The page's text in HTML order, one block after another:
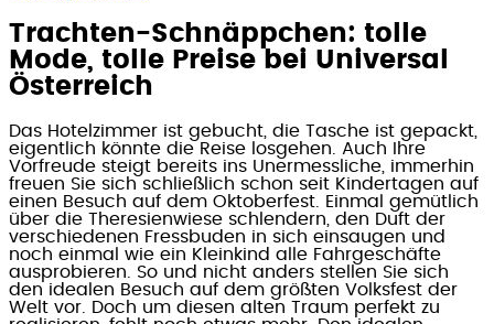
Trachten-Schnäppchen: tolle
Mode, tolle Preise bei Universal
Österreich
Das Hotelzimmer ist gebucht, die Tasche ist gepackt,
eigentlich könnte die Reise losgehen. Auch Ihre
Vorfreude steigt bereits ins Unermessliche, immerhin
freuen Sie sich schließlich schon seit Kindertagen auf
einen Besuch auf dem Oktoberfest. Einmal gemütlich
über die Theresienwiese schlendern, den Duft der
verschiedenen Fressbuden in sich einsaugen und
noch einmal wie ein Kleinkind alle Fahrgeschäfte
ausprobieren. So und nicht anders stellen Sie sich
den idealen Besuch auf dem größten Volksfest der
Welt vor. Doch um diesen alten Traum perfekt zu